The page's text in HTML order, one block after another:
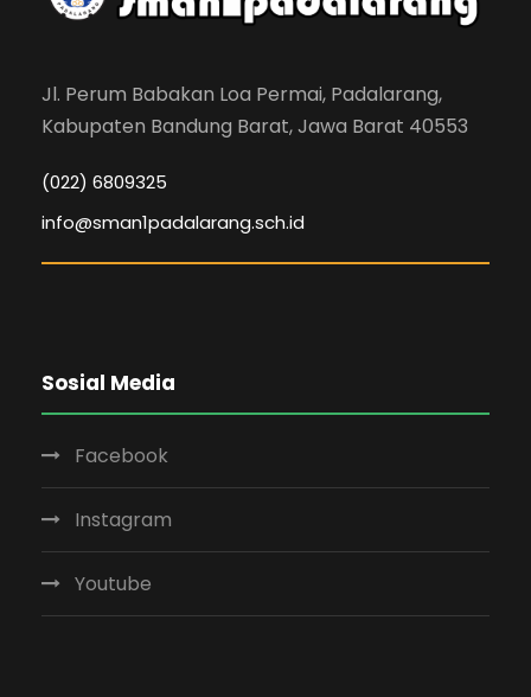
Jl. Perum Babakan Loa Permai, Padalarang,
Kabupaten Bandung Barat, Jawa Barat 40553
(022) 6809325
info@sman1padalarang.sch.id
Sosial Media
Facebook
Instagram
Youtube